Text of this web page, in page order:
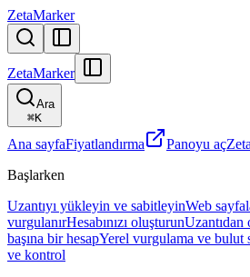
ZetaMarker
ZetaMarker
Ara
⌘K
Ana sayfaFiyatlandırma Panoyu aç
Başlarken
Uzantıyı yükleyin ve sabitleyinWeb
vurgulanırHesabınızı oluşturunUzantıdan
başına bir hesapYerel vurgulama ve bulut
ve kontrol